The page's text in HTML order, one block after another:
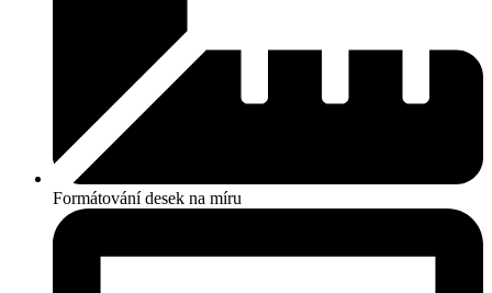
Formátování desek na míru